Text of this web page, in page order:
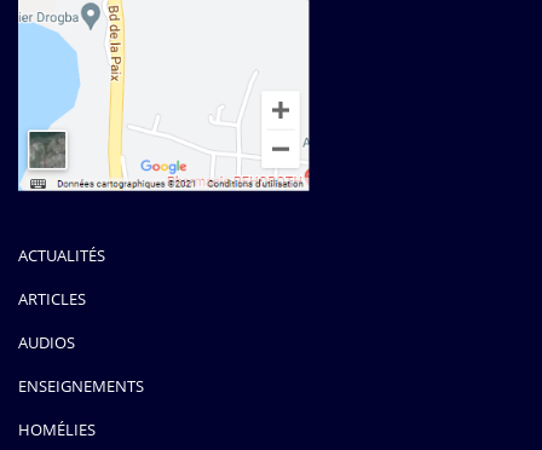
ACTUALITÉS
ARTICLES
AUDIOS
ENSEIGNEMENTS
HOMÉLIES